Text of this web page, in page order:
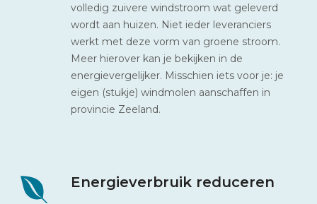
volledig zuivere windstroom wat geleverd
wordt aan huizen. Niet ieder leveranciers
werkt met deze vorm van groene stroom.
Meer hierover kan je bekijken in de
energievergelijker. Misschien iets voor je: je
eigen (stukje) windmolen aanschaffen in
provincie Zeeland.
Energieverbruik reduceren